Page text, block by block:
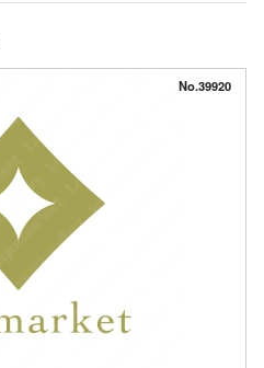
No.39920